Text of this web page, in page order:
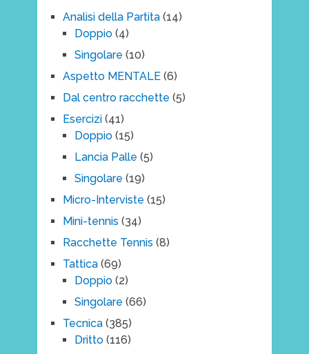
Analisi della Partita(14)
Doppio(4)
Singolare (10)
Aspetto MENTALE(6)
Dal centro racchette (5)
Esercizi(41)
Doppio(15)
Lancia Palle (5)
Singolare (19)
Micro-Interviste (15)
Mini-tennis (34)
Racchette Tennis (8)
Tattica(69)
Doppio(2)
Singolare (66)
Tecnica(385)
Dritto(116)